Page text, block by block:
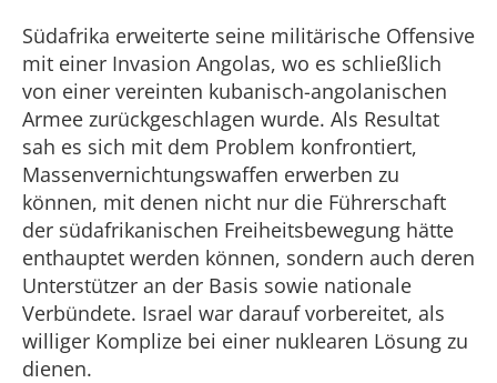
Südafrika erweiterte seine militärische Offensive
mit einer Invasion Angolas, wo es schließlich
von einer vereinten kubanisch-angolanischen
Armee zurückgeschlagen wurde. Als Resultat
sah es sich mit dem Problem konfrontiert,
Massenvernichtungswaffen erwerben zu
können, mit denen nicht nur die Führerschaft
der südafrikanischen Freiheitsbewegung hätte
enthauptet werden können, sondern auch deren
Unterstützer an der Basis sowie nationale
Verbündete. Israel war darauf vorbereitet, als
williger Komplize bei einer nuklearen Lösung zu
dienen.